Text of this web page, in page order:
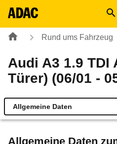
Rund ums Fahrzeug
Audi A3 1.9 TDI
Türer) (06/01 -
Allgemeine Daten
Allgemeine Daten